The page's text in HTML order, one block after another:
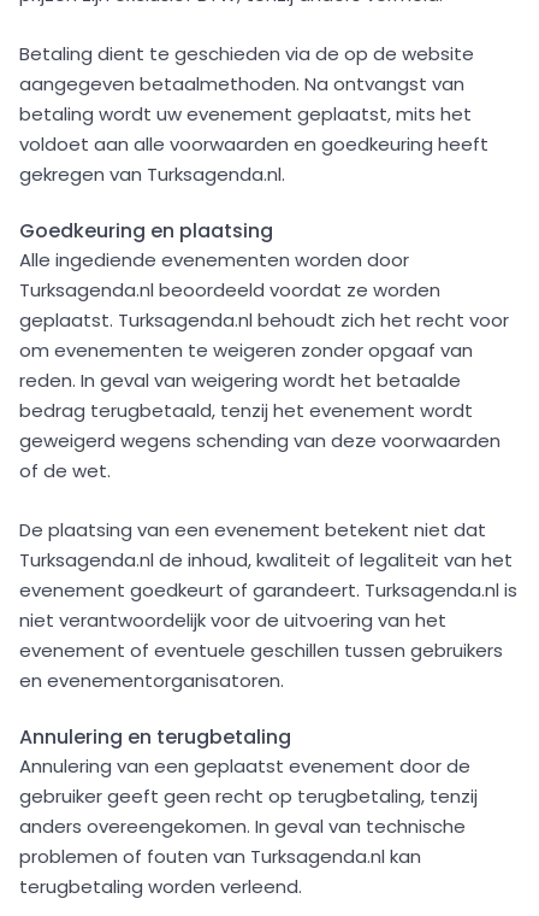
Betaling dient te geschieden via de op de website
aangegeven betaalmethoden. Na ontvangst van
betaling wordt uw evenement geplaatst, mits het
voldoet aan alle voorwaarden en goedkeuring heeft
gekregen van Turksagenda.nl.
Goedkeuring en plaatsing
Alle ingediende evenementen worden door
Turksagenda.nl beoordeeld voordat ze worden
geplaatst. Turksagenda.nl behoudt zich het recht voor
om evenementen te weigeren zonder opgaaf van
reden. In geval van weigering wordt het betaalde
bedrag terugbetaald, tenzij het evenement wordt
geweigerd wegens schending van deze voorwaarden
of de wet.
De plaatsing van een evenement betekent niet dat
Turksagenda.nl de inhoud, kwaliteit of legaliteit van het
evenement goedkeurt of garandeert. Turksagenda.nl is
niet verantwoordelijk voor de uitvoering van het
evenement of eventuele geschillen tussen gebruikers
en evenementorganisatoren.
Annulering en terugbetaling
Annulering van een geplaatst evenement door de
gebruiker geeft geen recht op terugbetaling, tenzij
anders overeengekomen. In geval van technische
problemen of fouten van Turksagenda.nl kan
terugbetaling worden verleend.